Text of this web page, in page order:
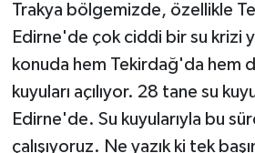
Trakya bölgemizde, özellikle
Edirne'de çok ciddi bir su krizi
konuda hem Tekirdağ'da hem
kuyuları açılıyor. 28 tane su
Edirne'de. Su kuyularıyla bu
çalışıyoruz. Ne yazık ki tek